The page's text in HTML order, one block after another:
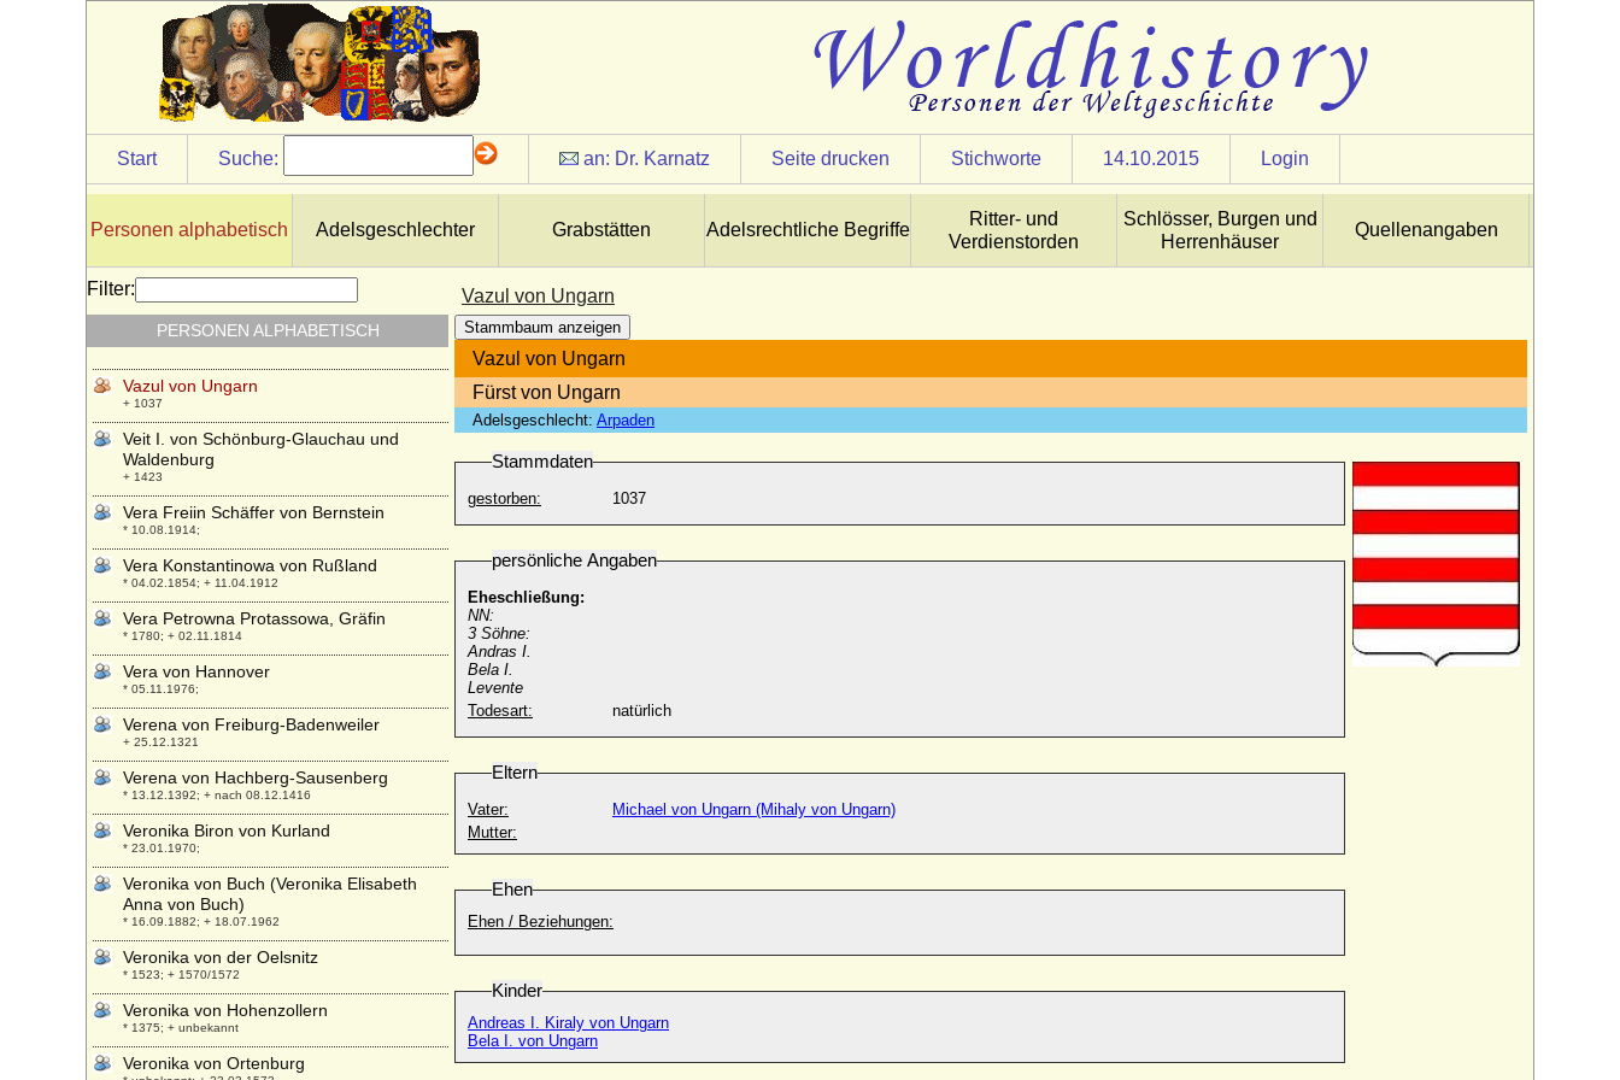
Start Suche: an: Dr. Karnatz Seite drucken Stichworte 14.10.2015 Login
Personen alphabetisch Adelsgeschlechter Grabstätten Adelsrechtliche Begriffe
Ritter- und
Verdienstorden
Schlösser, Burgen und
Herrenhäuser
Quellenangaben
Vazul von Ungarn
Stammbaum anzeigen
Vazul von Ungarn
Fürst von Ungarn
Adelsgeschlecht: Arpaden
Stammdaten
gestorben: 1037
persönliche Angaben
Eheschließung:
NN:
3 Söhne:
Andras I.
Bela I.
Levente
Todesart:
natürlich
Eltern
Vater:
Michael von Ungarn (Mihaly von Ungarn)
Mutter:
Ehen
Ehen / Beziehungen:
Kinder
Andreas I. Kiraly von Ungarn
Bela I. von Ungarn
Filter:
PERSONEN ALPHABETISCH
Valentine von Vieregg
* 13.03.1572; + 14.02.1592
Valerie Dessewffy de Csernek et Tárkö
* 08.10.1843; + 11.07.1912
Valerie Szitanyi
* 07.07.1855; + 01.01.1940
Valerie von Österreich-Toskana
Valerie zu Schleswig-Holstein
* 03.04.1900; + 14.08.1953
Vally von Ploetz
* 23.02.1871; + 08.04.1947
Vanozza de' Cattanei
* 1442; + 26.11.1518
Vazul von Ungarn
+ 1037
Veit I. von Schönburg-Glauchau und
Waldenburg
+ 1423
Vera Freiin Schäffer von Bernstein
* 10.08.1914;
Vera Konstantinowa von Rußland
* 04.02.1854; + 11.04.1912
Vera Petrowna Protassowa, Gräfin
* 1780; + 02.11.1814
Vera von Hannover
* 05.11.1976;
Verena von Freiburg-Badenweiler
+ 25.12.1321
Verena von Hachberg-Sausenberg
* 13.12.1392; + nach 08.12.1416
Veronika Biron von Kurland
* 23.01.1970;
Veronika von Buch (Veronika Elisabeth
Anna von Buch)
* 16.09.1882; + 18.07.1962
Veronika von der Oelsnitz
* 1523; + 1570/1572
Veronika von Hohenzollern
* 1375; + unbekannt
Veronika von Ortenburg